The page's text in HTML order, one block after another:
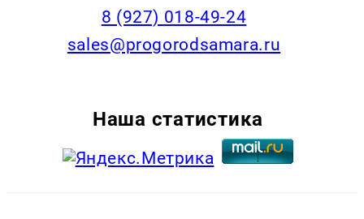
8 (927) 018-49-24
sales@progorodsamara.ru
Наша статистика